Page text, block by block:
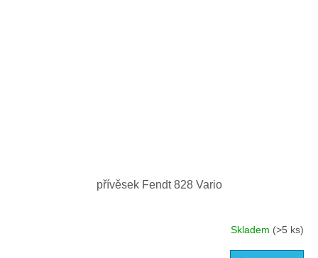
přívěsek Fendt 828 Vario
Skladem (>5 ks)